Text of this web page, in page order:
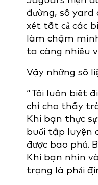
đường, số yard
xét tất cả các
làm chậm
ta càng nhiều
Vậy những số
“Tôi luôn biết
chỉ cho thấy
Khi bạn thực
buổi tập luyện
được bao phủ.
Khi bạn nhìn
trọng là phải